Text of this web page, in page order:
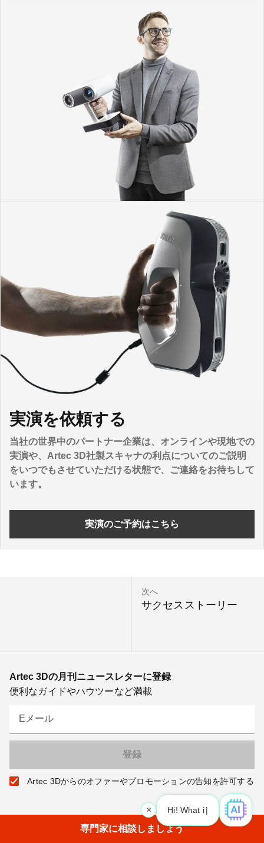
実演を依頼する
当社の世界中のパートナー企業は、オンラインや現地での
実演や、Artec 3D社製スキャナの利点についてのご説明
をいつでもさせていただける状態で、ご連絡をお待ちして
います。
実演のご予約はこちら
次へ
サクセスストーリー
Hi! What is your request? 👀
Artec 3Dの月刊ニュースレターに登録
便利なガイドやハウツーなど満載
Eメール
Artec 3Dからのオファーやプロモーションの告知を許可する
専門家に相談しましょう